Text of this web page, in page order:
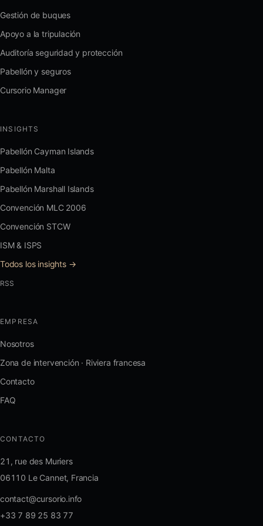
Gestión de buques
Apoyo a la tripulación
Auditoría seguridad y protección
Pabellón y seguros
Cursorio Manager
INSIGHTS
Pabellón Cayman Islands
Pabellón Malta
Pabellón Marshall Islands
Convención MLC 2006
Convención STCW
ISM & ISPS
Todos los insights →
RSS
EMPRESA
Nosotros
Zona de intervención · Riviera francesa
Contacto
FAQ
CONTACTO
21, rue des Muriers
06110 Le Cannet, Francia
contact@cursorio.info
+33 7 89 25 83 77